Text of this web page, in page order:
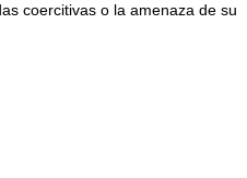
coercitivas o la amenaza de su